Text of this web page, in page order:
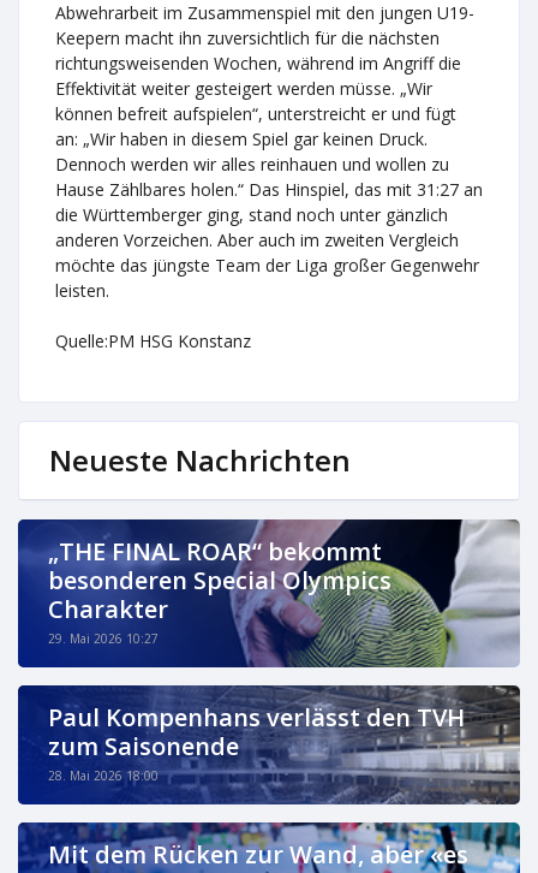
Abwehrarbeit im Zusammenspiel mit den jungen U19-
Keepern macht ihn zuversichtlich für die nächsten
richtungsweisenden Wochen, während im Angriff die
Effektivität weiter gesteigert werden müsse. „Wir
können befreit aufspielen“, unterstreicht er und fügt
an: „Wir haben in diesem Spiel gar keinen Druck.
Dennoch werden wir alles reinhauen und wollen zu
Hause Zählbares holen.“ Das Hinspiel, das mit 31:27 an
die Württemberger ging, stand noch unter gänzlich
anderen Vorzeichen. Aber auch im zweiten Vergleich
möchte das jüngste Team der Liga großer Gegenwehr
leisten.
Quelle:PM HSG Konstanz
Neueste Nachrichten
„THE FINAL ROAR“ bekommt
besonderen Special Olympics
Charakter
29. Mai 2026 10:27
Paul Kompenhans verlässt den TVH
zum Saisonende
28. Mai 2026 18:00
Mit dem Rücken zur Wand, aber «es